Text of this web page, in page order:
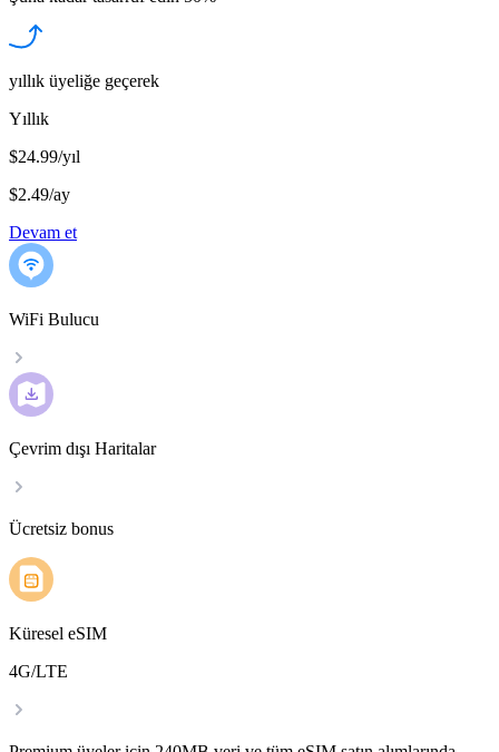
yıllık üyeliğe geçerek
Yıllık
$24.99/yıl
$2.49/ay
Devam et
WiFi Bulucu
Çevrim dışı Haritalar
Ücretsiz bonus
Küresel eSIM
4G/LTE